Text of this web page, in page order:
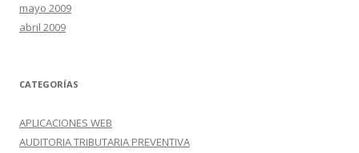
mayo 2009
abril 2009
CATEGORÍAS
APLICACIONES WEB
AUDITORIA TRIBUTARIA PREVENTIVA